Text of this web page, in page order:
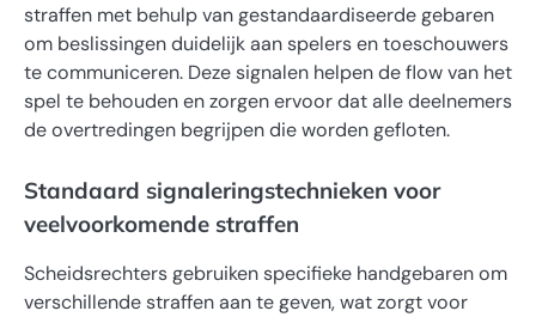
straffen met behulp van gestandaardiseerde gebaren
om beslissingen duidelijk aan spelers en toeschouwers
te communiceren. Deze signalen helpen de flow van het
spel te behouden en zorgen ervoor dat alle deelnemers
de overtredingen begrijpen die worden gefloten.
Standaard signaleringstechnieken voor
veelvoorkomende straffen
Scheidsrechters gebruiken specifieke handgebaren om
verschillende straffen aan te geven, wat zorgt voor